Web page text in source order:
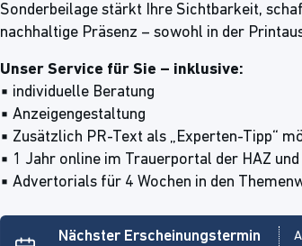
Sonderbeilage stärkt Ihre Sichtbarkeit,
nachhaltige Präsenz – sowohl in der
Unser Service für Sie – inklusive:
▪ individuelle Beratung
▪ Anzeigengestaltung
▪ Zusätzlich PR-Text als „Experten-Tipp“
▪ 1 Jahr online im Trauerportal der HAZ
▪ Advertorials für 4 Wochen in den
Nächster Erscheinungstermin